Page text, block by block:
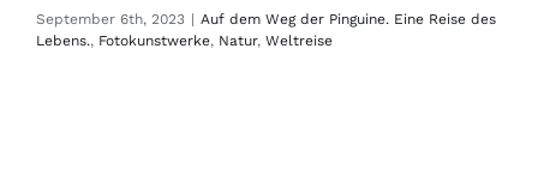
September 6th, 2023 | Auf dem Weg der Pinguine. Eine Reise des
Lebens., Fotokunstwerke, Natur, Weltreise